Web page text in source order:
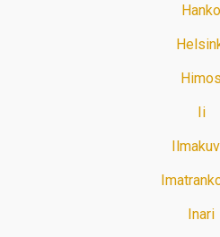
Hanko
Himos
Ii
Inari